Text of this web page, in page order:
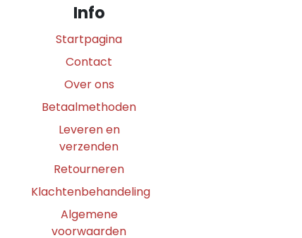
Info
Startpagina
Contact
Over ons
Betaalmethoden
Leveren en
verzenden
Retourneren
Klachtenbehandeling
Algemene
voorwaarden